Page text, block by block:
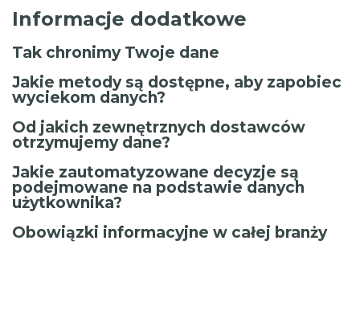
Informacje dodatkowe
Tak chronimy Twoje dane
Jakie metody są dostępne, aby zapobiec
wyciekom danych?
Od jakich zewnętrznych dostawców
otrzymujemy dane?
Jakie zautomatyzowane decyzje są
podejmowane na podstawie danych
użytkownika?
Obowiązki informacyjne w całej branży